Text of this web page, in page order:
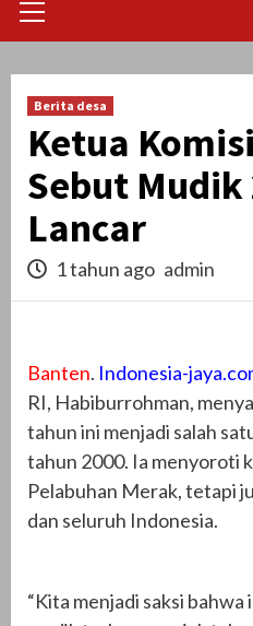
Menu
Berita desa
Ketua
Sebut
Lancar
1 tahun ago admin
Banten. Indonesia-
RI, Habiburrohman,
tahun ini menjadi salah
tahun 2000. Ia menyoroti
Pelabuhan Merak, tetapi
dan seluruh Indonesia.
“Kita menjadi saksi